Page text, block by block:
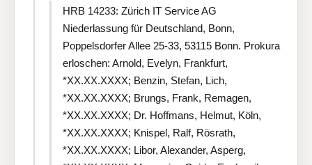
HRB 14233: Zürich IT Service AG
Niederlassung für Deutschland, Bonn,
Poppelsdorfer Allee 25-33, 53115 Bonn. Prokura
erloschen: Arnold, Evelyn, Frankfurt,
*XX.XX.XXXX; Benzin, Stefan, Lich,
*XX.XX.XXXX; Brungs, Frank, Remagen,
*XX.XX.XXXX; Dr. Hoffmans, Helmut, Köln,
*XX.XX.XXXX; Knispel, Ralf, Rösrath,
*XX.XX.XXXX; Libor, Alexander, Asperg,